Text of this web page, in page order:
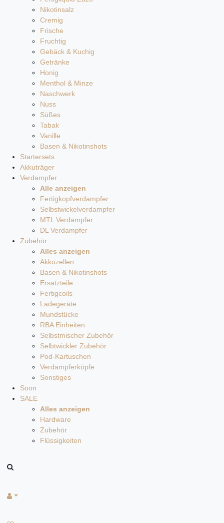
Nikotinsalz
Cremig
Frische
Fruchtig
Gebäck & Kuchig
Getränke
Honig
Menthol & Minze
Naschwerk
Nuss
Süßes
Tabak
Vanille
Basen & Nikotinshots
Startersets
Akkuträger
Verdampfer
Alle anzeigen
Fertigkopfverdampfer
Selbstwickelverdampfer
MTL Verdampfer
DL Verdampfer
Zubehör
Alles anzeigen
Akkuzellen
Basen & Nikotinshots
Ersatzteile
Fertigcoils
Ladegeräte
Mundstücke
RBA Einheiten
Selbstmischer Zubehör
Selbtwickler Zubehör
Pod-Kartuschen
Verdampferköpfe
Sonstiges
Soon
SALE
Alles anzeigen
Hardware
Zubehör
Flüssigkeiten